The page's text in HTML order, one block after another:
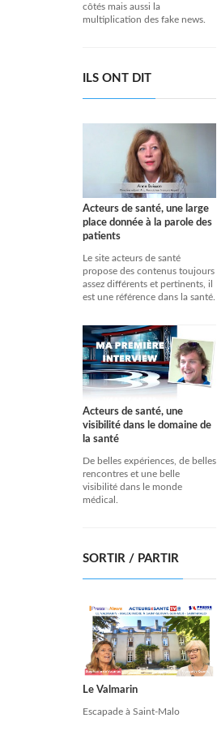
côtés mais aussi la
multiplication des fake news.
ILS ONT DIT
Acteurs de santé, une large
place donnée à la parole des
patients
Le site acteurs de santé
propose des contenus toujours
assez différents et pertinents, il
est une référence dans la santé.
Acteurs de santé, une
visibilité dans le domaine de
la santé
De belles expériences, de belles
rencontres et une belle
visibilité dans le monde
médical.
SORTIR / PARTIR
Le Valmarin
Escapade à Saint-Malo